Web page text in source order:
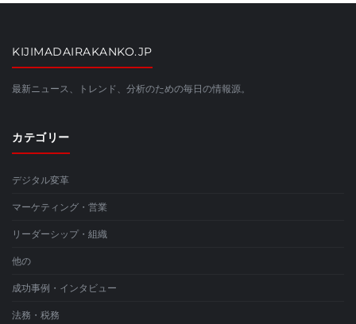
KIJIMADAIRAKANKO.JP
最新ニュース、トレンド、分析のための毎日の情報源。
カテゴリー
デジタル変革
マーケティング・営業
リーダーシップ・組織
他の
成功事例・インタビュー
法務・税務